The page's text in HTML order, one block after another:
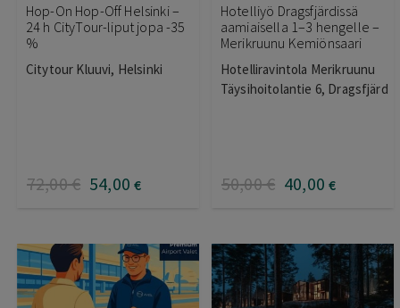
Hop-On Hop-Off Helsinki –
24 h CityTour-liput jopa -35
%
Citytour Kluuvi, Helsinki
72,00€ 54,00 €
Hotelliyö Dragsfjärdissä
aamiaisella 1–3 hengelle –
Merikruunu Kemiönsaari
Hotelliravintola Merikruunu
Täysihoitolantie 6, Dragsfjärd
50,00€ 40,00 €